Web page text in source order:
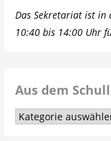
Das Sekretariat ist in
10:40 bis 14:00 Uhr
Aus dem
Aus